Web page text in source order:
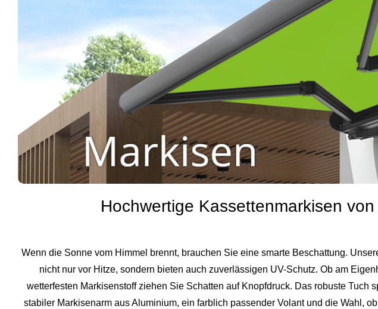
Hochwertige Kassettenmarkisen
Wenn die Sonne vom Himmel brennt, brauchen Sie eine smarte Beschattung.
nicht nur vor Hitze, sondern bieten auch zuverlässigen UV-Schutz. Ob am
wetterfesten Markisenstoff ziehen Sie Schatten auf Knopfdruck. Das robuste Tuch
stabiler Markisenarm aus Aluminium, ein farblich passender Volant und die Wahl,